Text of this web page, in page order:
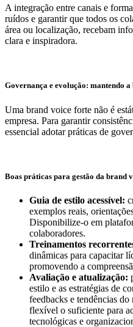
A integração entre canais e
ruídos e garantir que todos os
área ou localização, recebam
clara e inspiradora.
Governança e evolução: mantendo
Uma brand voice forte não é
empresa. Para garantir
essencial adotar práticas de
Boas práticas para gestão da brand
Guia de estilo acessível:
exemplos reais,
Disponibilize-o em
colaboradores.
Treinamentos
dinâmicas para capacitar
promovendo a
Avaliação e atualização:
estilo e as estratégias de
feedbacks e tendências
flexível o suficiente para
tecnológicas e